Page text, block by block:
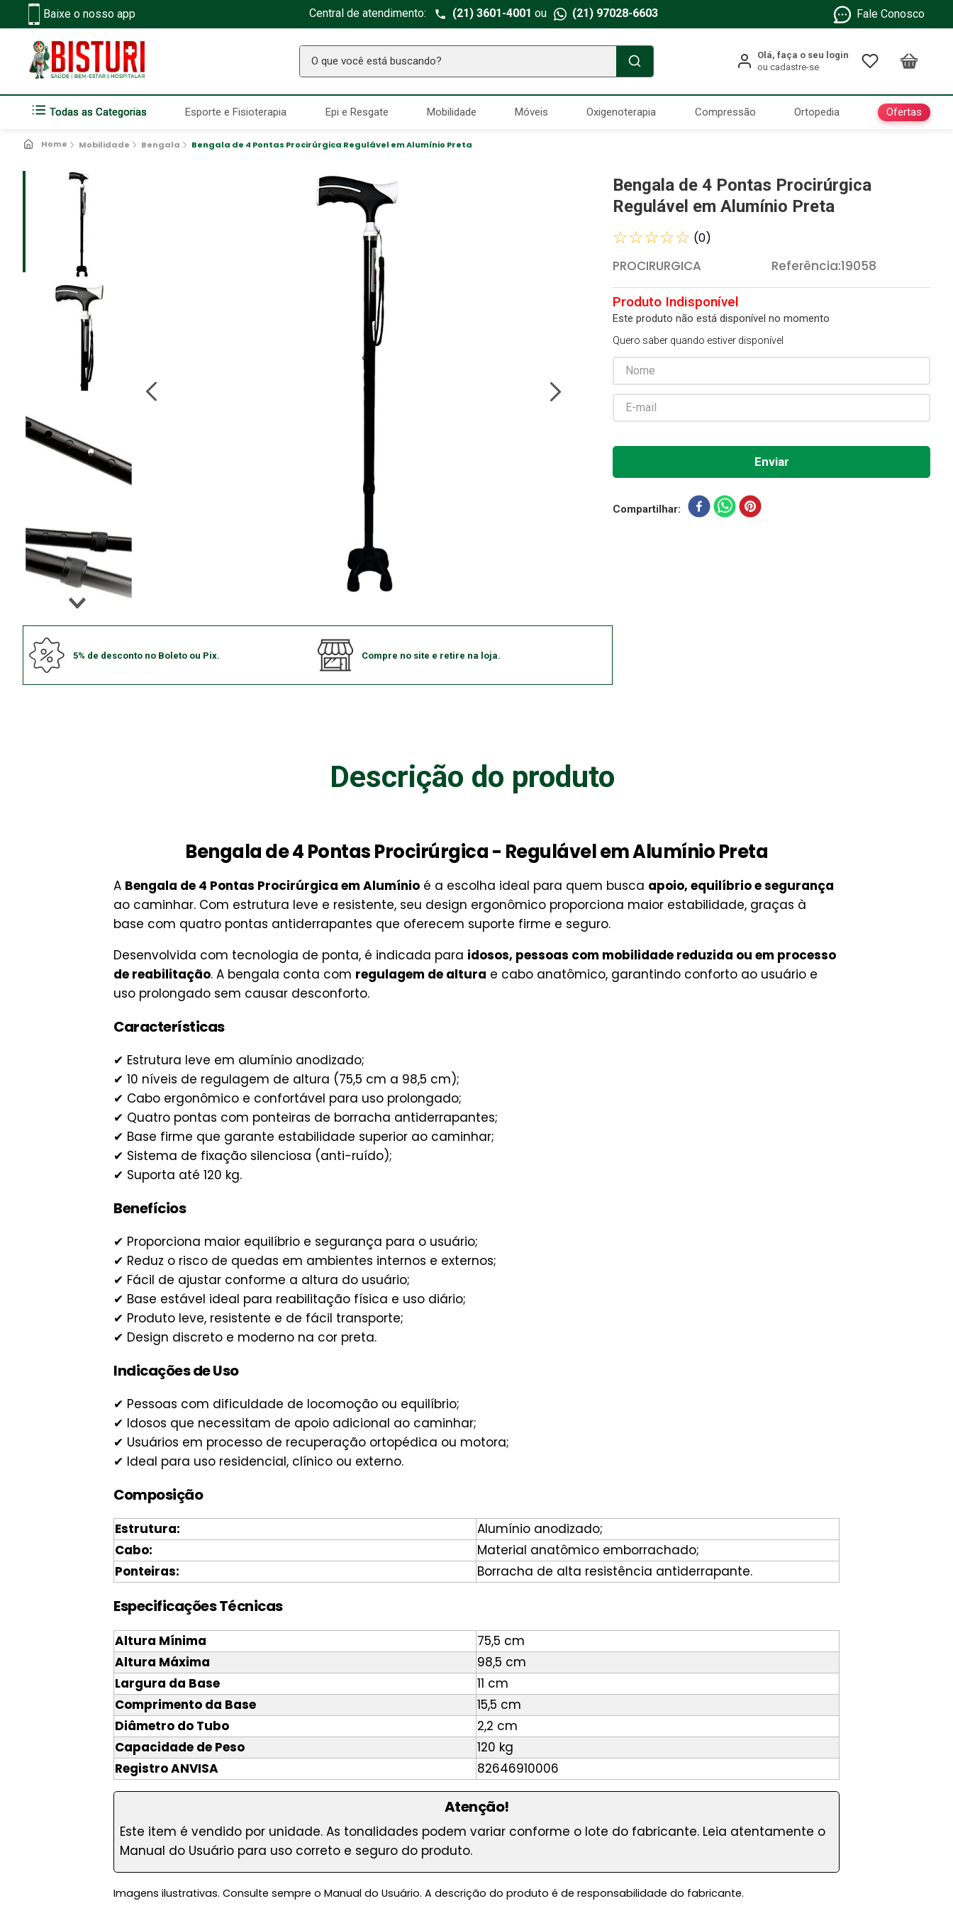
Baixe o nosso app Central de atendimento: (21) 3601-4001 ou (21) 97028-6603 Fale Conosco
O que você está buscando?
Todas as Categorias Esporte e Fisioterapia Epi e Resgate Mobilidade Móveis Oxigenoterapia Compressão Ortopedia Ofertas
Mobilidade Bengala Bengala de 4 Pontas Procirúrgica Regulável em Alumínio Preta
5% de desconto no Boleto ou Pix. Compre no site e retire na loja.
Bengala de 4 Pontas Procirúrgica
Regulável em Alumínio Preta
☆☆☆☆☆ (0)
PROCIRURGICA Referência:19058
Este produto não está disponível no momento
Quero saber quando estiver disponível
Compartilhar
Descrição do produto
Bengala de 4 Pontas Procirúrgica - Regulável em Alumínio Preta
A Bengala de 4 Pontas Procirúrgica em Alumínio é a escolha ideal para quem busca apoio, equilíbrio e segurança
ao caminhar. Com estrutura leve e resistente, seu design ergonômico proporciona maior estabilidade, graças à
base com quatro pontas antiderrapantes que oferecem suporte firme e seguro.
Desenvolvida com tecnologia de ponta, é indicada para idosos, pessoas com mobilidade reduzida ou em processo
de reabilitação. A bengala conta com regulagem de altura e cabo anatômico, garantindo conforto ao usuário e
uso prolongado sem causar desconforto.
Características
✔ Estrutura leve em alumínio anodizado;
✔ 10 níveis de regulagem de altura (75,5 cm a 98,5 cm);
✔ Cabo ergonômico e confortável para uso prolongado;
✔ Quatro pontas com ponteiras de borracha antiderrapantes;
✔ Base firme que garante estabilidade superior ao caminhar;
✔ Sistema de fixação silenciosa (anti-ruído);
✔ Suporta até 120 kg.
Benefícios
✔ Proporciona maior equilíbrio e segurança para o usuário;
✔ Reduz o risco de quedas em ambientes internos e externos;
✔ Fácil de ajustar conforme a altura do usuário;
✔ Base estável ideal para reabilitação física e uso diário;
✔ Produto leve, resistente e de fácil transporte;
✔ Design discreto e moderno na cor preta.
Indicações de Uso
✔ Pessoas com dificuldade de locomoção ou equilíbrio;
✔ Idosos que necessitam de apoio adicional ao caminhar;
✔ Usuários em processo de recuperação ortopédica ou motora;
✔ Ideal para uso residencial, clínico ou externo.
Composição
Estrutura:
Alumínio anodizado;
Cabo:
Material anatômico emborrachado;
Ponteiras:
Borracha de alta resistência antiderrapante.
Especificações Técnicas
Altura Mínima
75,5 cm
Altura Máxima
98,5 cm
Largura da Base
11 cm
Comprimento da Base
15,5 cm
Diâmetro do Tubo
2,2 cm
Capacidade de Peso
120 kg
Registro ANVISA
82646910006
Atenção!
Este item é vendido por unidade. As tonalidades podem variar conforme o lote do fabricante. Leia atentamente o
Manual do Usuário para uso correto e seguro do produto.
Imagens ilustrativas. Consulte sempre o Manual do Usuário. A descrição do produto é de responsabilidade do fabricante.
TERMOS MAIS BUSCADOS
Seringa Insulina
2º Fralda Geriatrica
4º Estetoscopio Littmann
Aparelho Pressão
Littmann
Absorvente Geriatrico
Gaze Esteril
Cadeira Banho